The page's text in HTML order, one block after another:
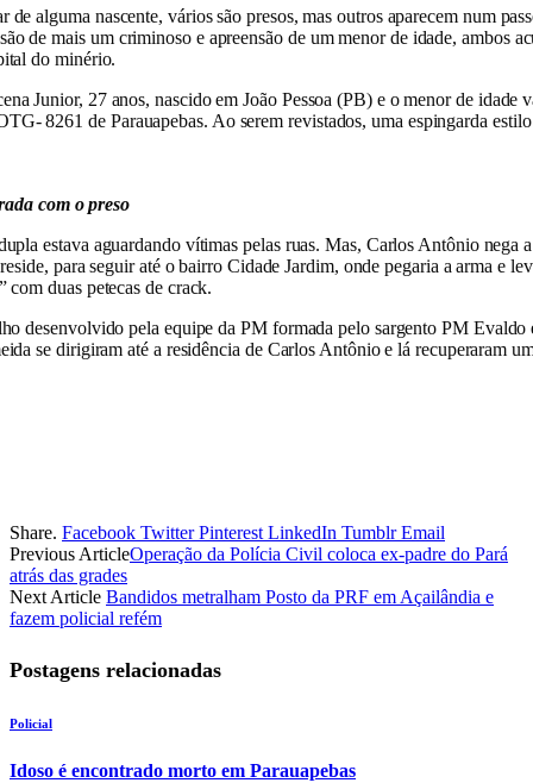
de alguma nascente, vários são presos, mas outros aparecem num
de mais um criminoso e apreensão de um menor de idade, ambos
do minério.
Junior, 27 anos, nascido em João Pessoa (PB) e o menor de idade
8261 de Parauapebas. Ao serem revistados, uma espingarda
com o preso
estava aguardando vítimas pelas ruas. Mas, Carlos Antônio nega
para seguir até o bairro Cidade Jardim, onde pegaria a arma e
com duas petecas de crack.
desenvolvido pela equipe da PM formada pelo sargento PM
se dirigiram até a residência de Carlos Antônio e lá recuperaram
Share. Facebook Twitter Pinterest LinkedIn Tumblr Email
Previous ArticleOperação da Polícia Civil coloca ex-padre do Pará
atrás das grades
Next Article Bandidos metralham Posto da PRF em Açailândia e
fazem policial refém
Postagens relacionadas
Policial
Idoso é encontrado morto em Parauapebas